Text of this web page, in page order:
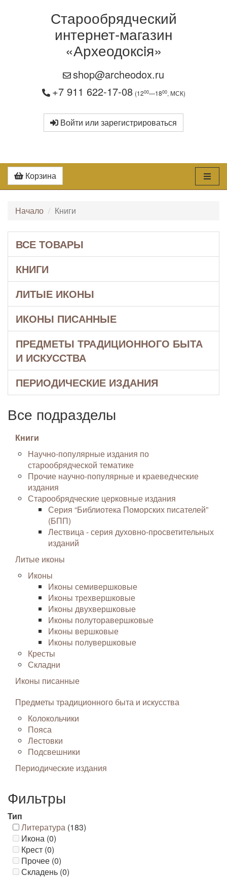
Старообрядческий
интернет-магазин
«Археодоксiя»
shop@archeodox.ru
+7 911 622-17-08 (1200—1800, МСК)
Войти или зарегистрироваться
Корзина
Начало Книги
ВСЕ ТОВАРЫ
КНИГИ
ЛИТЫЕ ИКОНЫ
ИКОНЫ ПИСАННЫЕ
ПРЕДМЕТЫ ТРАДИЦИОННОГО БЫТА
И ИСКУССТВА
ПЕРИОДИЧЕСКИЕ ИЗДАНИЯ
Все подразделы
Книги
Научно-популярные издания по
старообрядческой тематике
Прочие научно-популярные и краеведческие
издания
Старообрядческие церковные издания
Серия “Библиотека Поморских писателей”
(БПП)
Лествица - серия духовно-просветительных
изданий
Литые иконы
Иконы
Иконы семивершковые
Иконы трехвершковые
Иконы двухвершковые
Иконы полуторавершковые
Иконы вершковые
Иконы полувершковые
Кресты
Складни
Иконы писанные
Предметы традиционного быта и искусства
Колокольчики
Пояса
Лестовки
Подсвешники
Периодические издания
Фильтры
Тип
Литература (183)
Икона (0)
Крест (0)
Прочее (0)
Складень (0)